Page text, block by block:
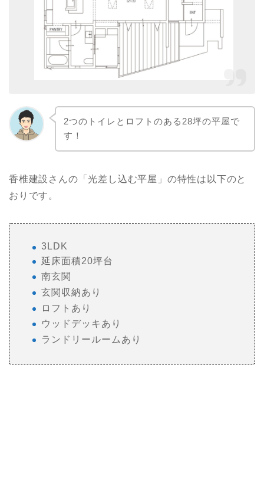
2つのトイレとロフトのある28坪の平屋で
す！
香椎建設さんの「光差し込む平屋」の特性は以下のと
おりです。
3LDK
延床面積20坪台
南玄関
玄関収納あり
ロフトあり
ウッドデッキあり
ランドリールームあり